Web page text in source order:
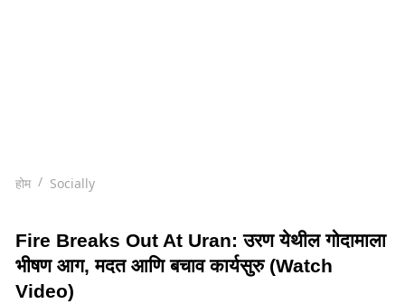
होम Socially
Fire Breaks Out At Uran: उरण येथील गोदामाला
भीषण आग, मदत आणि बचाव कार्यसुरु (Watch
Video)